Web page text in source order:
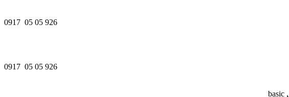
0917 05 05 926
0917 05 05 926